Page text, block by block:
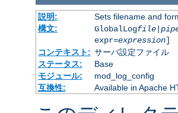
説明:
Sets filename and
構文:
GlobalLogfile|
expr=expression]
コンテキスト: サーバ設定ファイル
ステータス:
Base
モジュール:
mod_log_config
互換性:
Available in Apache